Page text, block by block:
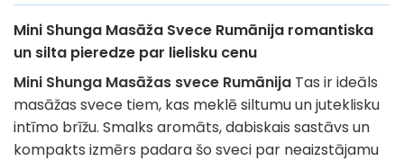
Mini Shunga Masāža Svece Rumānija romantiska
un silta pieredze par lielisku cenu
Mini Shunga Masāžas svece Rumānija Tas ir ideāls
masāžas svece tiem, kas meklē siltumu un juteklisku
intīmo brīžu. Smalks aromāts, dabiskais sastāvs un
kompakts izmērs padara šo sveci par neaizstājamu